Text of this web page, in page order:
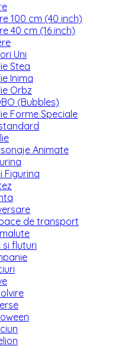
100 cm (40 inch)
40 cm (16 inch)
Uni
Stea
Inima
Orbz
(Bubbles)
Forme Speciale
Animate
Figurina
de transport
si fluturi